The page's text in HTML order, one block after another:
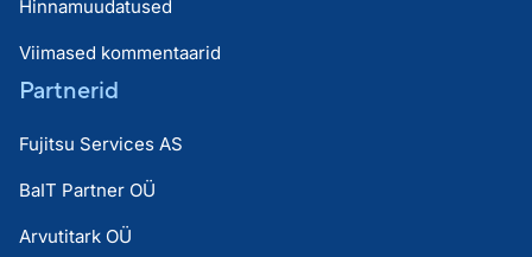
Hinnamuudatused
Viimased kommentaarid
Partnerid
Fujitsu Services AS
BaIT Partner OÜ
Arvutitark OÜ